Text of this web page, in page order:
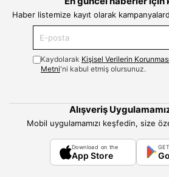
Haber listemize kayıt olarak
Kaydolarak Kişisel Verilerin
Metni'ni kabul etmiş olursunuz.
Alışveriş
Mobil uygulamamızı keşfedin, size
Download on the
App Store